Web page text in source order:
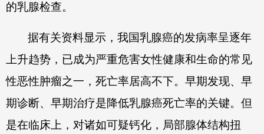
的乳腺检查。
据有关资料显示，我国乳腺癌的发病率呈逐年
上升趋势，已成为严重危害女性健康和生命的常见
性恶性肿瘤之一，死亡率居高不下。早期发现、早
期诊断、早期治疗是降低乳腺癌死亡率的关键。但
是在临床上，对诸如可疑钙化，局部腺体结构扭